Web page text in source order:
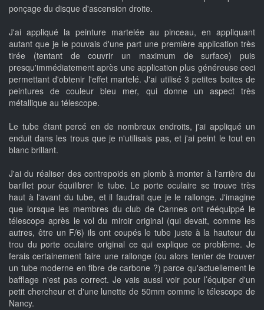
ponçage du disque d'ascension droite.
J'ai appliqué la peinture martelée au pinceau, en appliquant
autant que je le pouvais d'une part une première application très
tirée (tentant de couvrir un maximum de surface) puis
presqu'immédiatement après une application plus généreuse ceci
permettant d'obtenir l'effet martelé. J'ai utilisé 3 petites boites de
peintures de couleur bleu mer, qui donne un aspect très
métallique au télescope.
Le tube étant percé en de nombreux endroits, j'ai appliqué un
enduit dans les trous que je n'utilisais pas, et j'ai peint le tout en
blanc brillant.
J'ai du réaliser des contrepoids en plomb à monter à l'arrière du
barillet pour équilibrer le tube. Le porte oculaire se trouve très
haut à l'avant du tube, et il faudrait que je le rallonge. J'imagine
que lorsque les membres du club de Cannes ont rééquippé le
télescope après le vol du miroir original (qui devait, comme les
autres, être un F/6) ils ont coupés le tube juste à la hauteur du
trou du porte oculaire original ce qui explique ce problème. Je
ferais certainement faire une rallonge (ou alors tenter de trouver
un tube moderne en fibre de carbone ?) parce qu'actuellement le
bafflage n'est pas correct. Je vais aussi voir pour l’équiper d'un
petit chercheur et d'une lunette de 50mm comme le télescope de
Nancy.